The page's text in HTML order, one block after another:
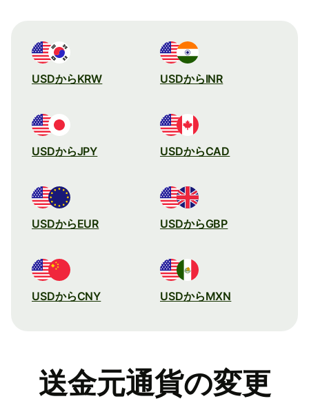
USDからKRW USDからINR
USDからJPY USDからCAD
USDからEUR USDからGBP
USDからCNY USDからMXN
送金元通貨の変更